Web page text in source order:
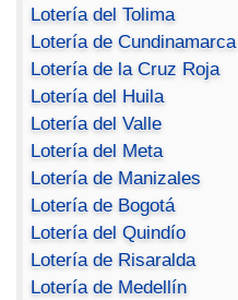
Lotería del Tolima
Lotería de Cundinamarca
Lotería de la Cruz Roja
Lotería del Huila
Lotería del Valle
Lotería del Meta
Lotería de Manizales
Lotería de Bogotá
Lotería del Quindío
Lotería de Risaralda
Lotería de Medellín